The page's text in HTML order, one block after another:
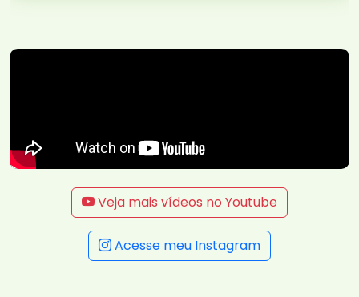
Veja mais vídeos no Youtube
Acesse meu Instagram